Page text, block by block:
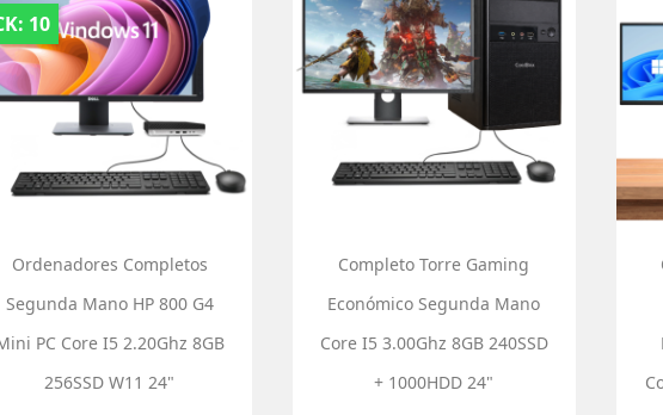
10
Ordenadores Completos
Segunda Mano HP 800 G4
PC Core I5 2.20Ghz 8GB
256SSD W11 24"
Completo Torre Gaming
Económico Segunda Mano
Core I5 3.00Ghz 8GB 240SSD
+ 1000HDD 24"